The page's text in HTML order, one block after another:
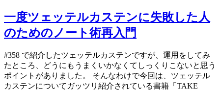
一度ツェッテルカステンに失敗した人
のためのノート術再入門
#358 で紹介したツェッテルカステンですが、運用をしてみ
たところ、どうにもうまくいかなくてしっくりこないと思う
ポイントがありました。 そんなわけで今回は、ツェッテル
カステンについてガッツリ紹介されている書籍「TAKE